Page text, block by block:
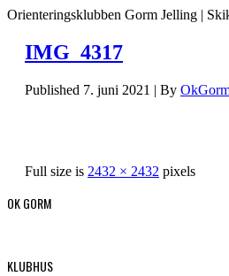
Orienteringsklubben Gorm Jelling |
IMG_4317
Published 7. juni 2021 | By
Full size is 2432 × 2432 pixels
OK GORM
KLUBHUS